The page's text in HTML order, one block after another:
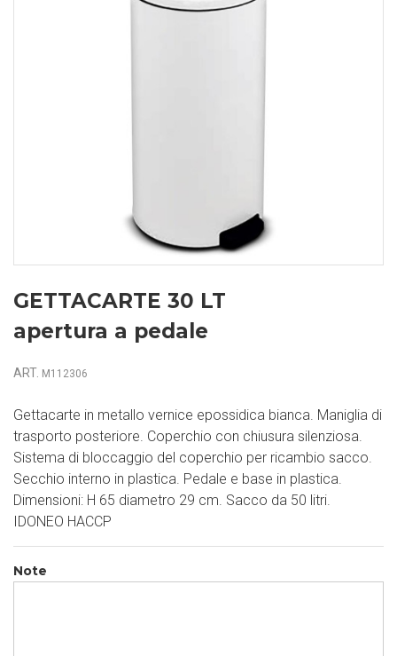
GETTACARTE 30 LT
apertura a pedale
ART. M112306
Gettacarte in metallo vernice epossidica bianca. Maniglia di
trasporto posteriore. Coperchio con chiusura silenziosa.
Sistema di bloccaggio del coperchio per ricambio sacco.
Secchio interno in plastica. Pedale e base in plastica.
Dimensioni: H 65 diametro 29 cm. Sacco da 50 litri.
IDONEO HACCP
Note